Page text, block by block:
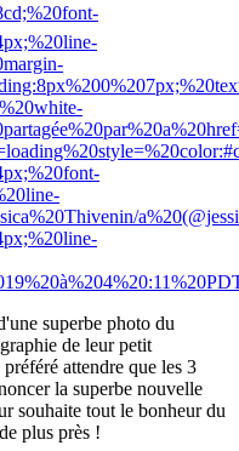
superbe photo du
de leur petit
attendre que les 3
la superbe nouvelle
souhaite tout le bonheur du
plus près !